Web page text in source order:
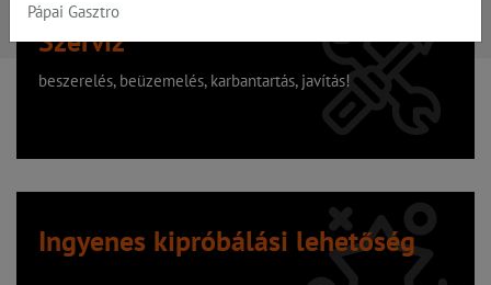
Szervíz
beszerelés, beüzemelés, karbantartás, javítás!
Ingyenes kipróbálási lehetőség
Pápai Gasztro